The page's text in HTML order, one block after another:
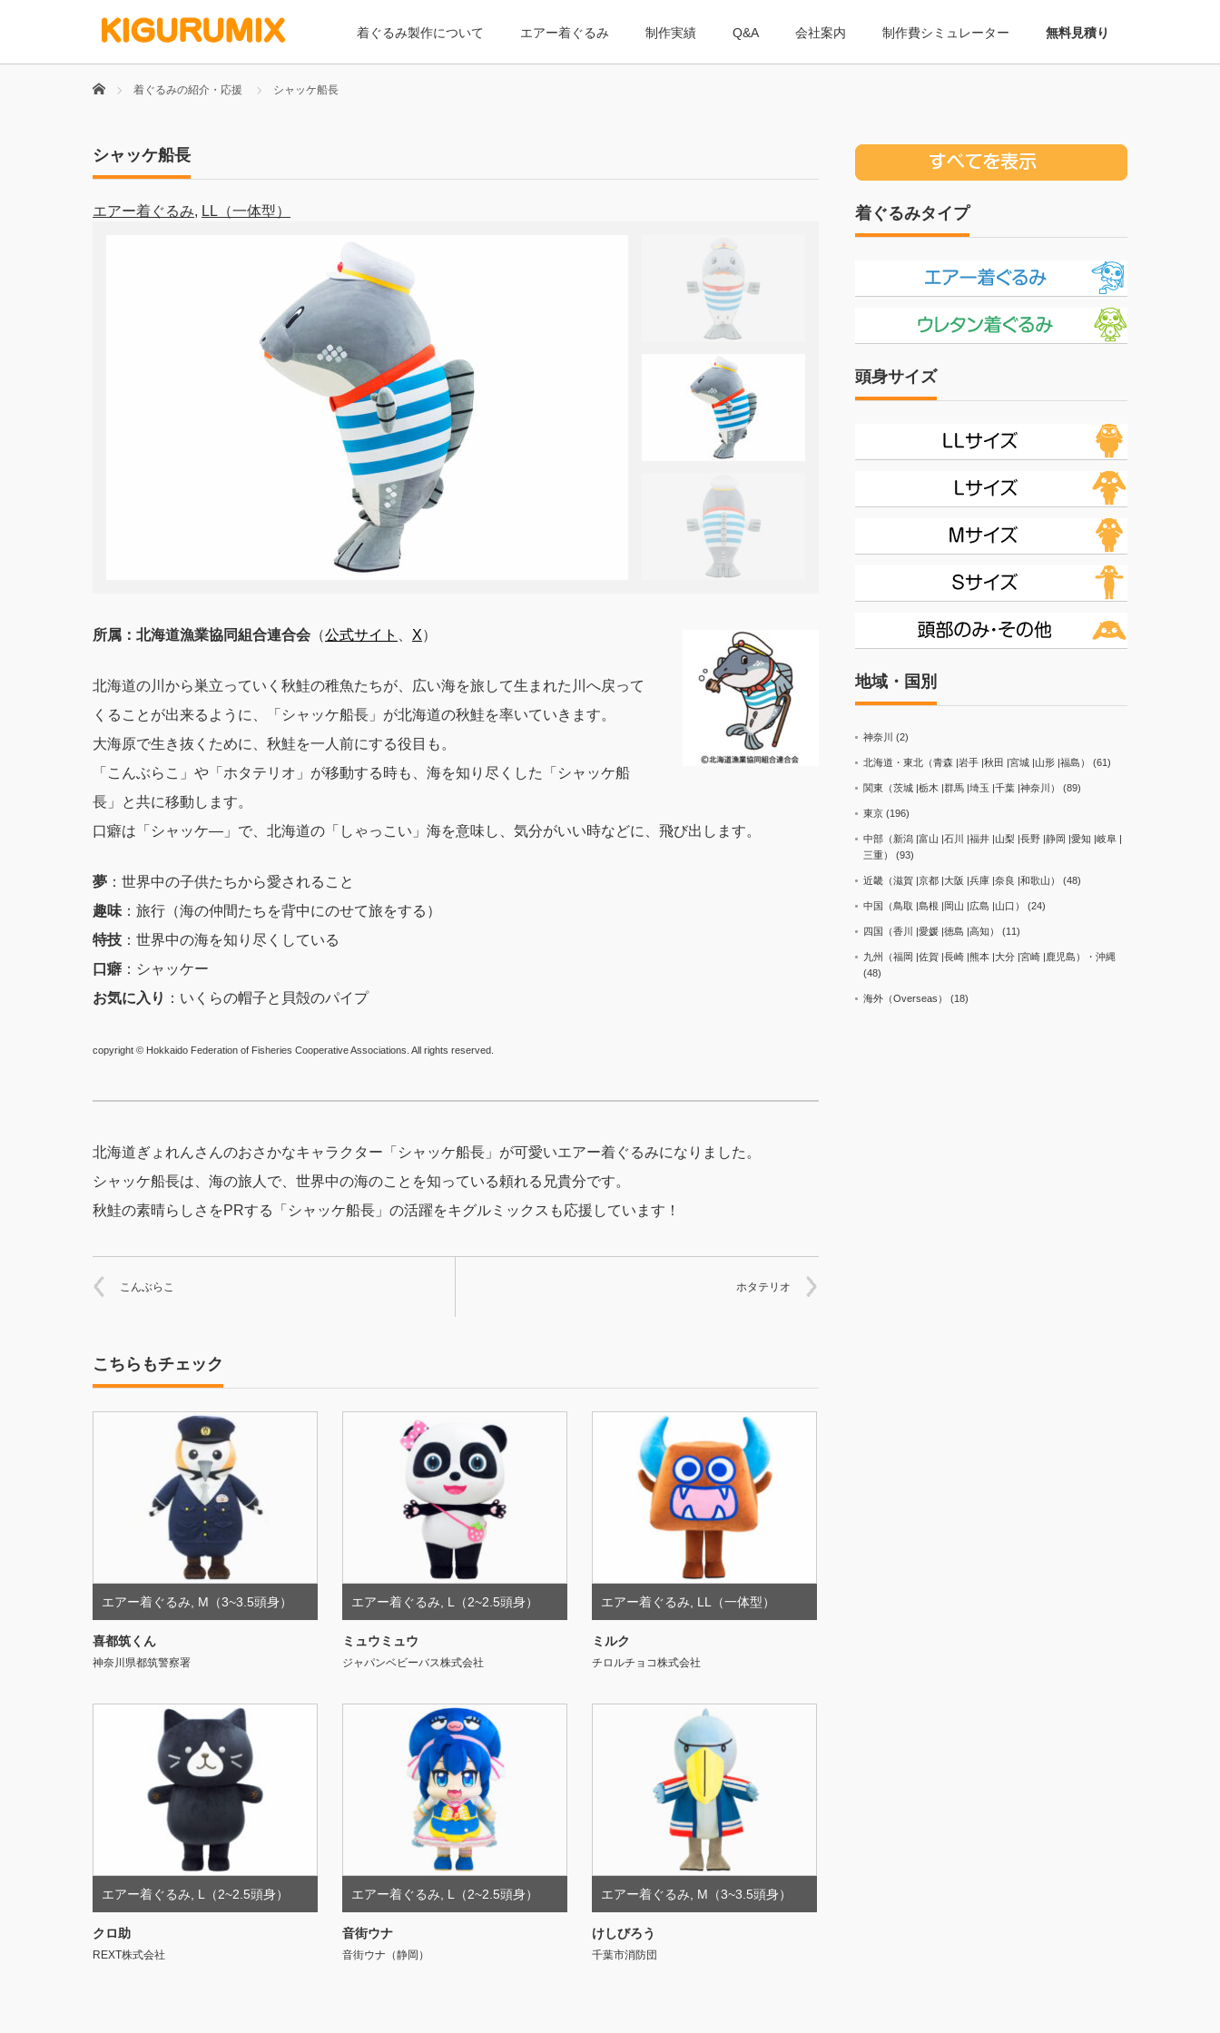
着ぐるみ製作について エアー着ぐるみ 制作実績 Q&A 会社案内 制作費シミュレーター 無料見積り
Home 着ぐるみの紹介・応援 シャッケ船長
シャッケ船長
エアー着ぐるみ, LL（一体型）
所属：北海道漁業協同組合連合会 （公式サイト X）
北海道の川から巣立っていく秋鮭の稚魚たちが、広い海を旅して生まれた川へ戻って
くることが出来るように、「シャッケ船長」が北海道の秋鮭を率いていきます。
大海原で生き抜くために、秋鮭を一人前にする役目も。
「こんぶらこ」や「ホタテリオ」が移動する時も、海を知り尽くした「シャッケ船
長」と共に移動します。
口癖は「シャッケ―」で、北海道の「しゃっこい」海を意味し、気分がいい時などに、飛び出します。
夢 ：世界中の子供たちから愛されること
趣味 ：旅行（海の仲間たちを背中にのせて旅をする）
特技 ：世界中の海を知り尽くしている
口癖 ：シャッケー
お気に入り ：いくらの帽子と貝殻のパイプ
copyright © Hokkaido Federation of Fisheries Cooperative Associations. All rights reserved.
北海道ぎょれんさんのおさかなキャラクター「シャッケ船長」が可愛いエアー着ぐるみになりました。
シャッケ船長は、海の旅人で、世界中の海のことを知っている頼れる兄貴分です。
秋鮭の素晴らしさをPRする「シャッケ船長」の活躍をキグルミックスも応援しています！
こんぶらこ ホタテリオ
こちらもチェック
エアー着ぐるみ M（3~3.5頭身）
喜都筑くん
神奈川県都筑警察署
エアー着ぐるみ L（2~2.5頭身）
ミュウミュウ
ジャパンベビーバス株式会社
エアー着ぐるみ LL（一体型）
ミルク
チロルチョコ株式会社
エアー着ぐるみ L（2~2.5頭身）
クロ助
REXT株式会社
エアー着ぐるみ L（2~2.5頭身）
音街ウナ
音街ウナ（静岡）
エアー着ぐるみ M（3~3.5頭身）
けしびろう
千葉市消防団
着ぐるみタイプ
頭身サイズ
地域・国別
神奈川 (2)
北海道・東北（青森 |岩手 |秋田 |宮城 |山形 |福島） (61)
関東（茨城 |栃木 |群馬 |埼玉 |千葉 |神奈川） (89)
東京 (196)
中部（新潟 |富山 |石川 |福井 |山梨 |長野 |静岡 |愛知 |岐阜 |
三重）
(93)
近畿（滋賀 |京都 |大阪 |兵庫 |奈良 |和歌山） (48)
中国（鳥取 |島根 |岡山 |広島 |山口） (24)
四国（香川 |愛媛 |徳島 |高知） (11)
九州（福岡 |佐賀 |長崎 |熊本 |大分 |宮崎 |鹿児島）・沖縄
(48)
海外（Overseas） (18)